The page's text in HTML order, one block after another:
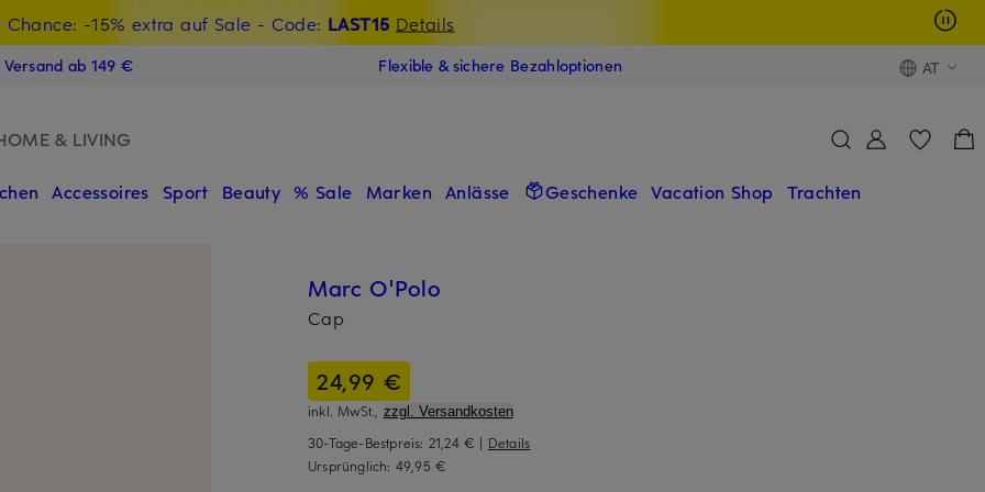
Chance: -15% extra auf Sale - Code: LAST15 Details
Willkommensgutschein mit Beyond sichern
ab 149 € Flexible & sichere Bezahloptionen AT
& LIVING
Accessoires Sport Beauty % Sale Marken Anlässe Geschenke Vacation Shop Trachten
Marc O'Polo
Cap
24,99 €
inkl. MwSt., zzgl. Versandkosten
30-Tage-Bestpreis: 21,24 € | Details
Ursprünglich: 49,95 €